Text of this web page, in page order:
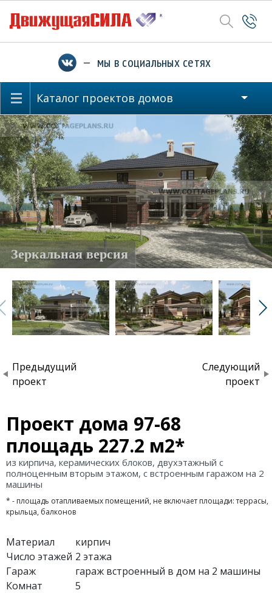
— мы в социальных сетях
Каталог проектов домов
Зеркальная версия
Предыдущий
проект
Следующий
проект
Проект дома 97-68
площадь 227.2 м2*
из кирпича, керамических блоков, двухэтажный с
полноценным вторым этажом, с встроенным гаражом на 2
машины
* - площадь отапливаемых помещений, не включает площади: террасы,
крыльца, балконов
Материал
кирпич
Число этажей 2 этажа
Гараж
гараж встроенный в дом на 2 машины
Комнат
5